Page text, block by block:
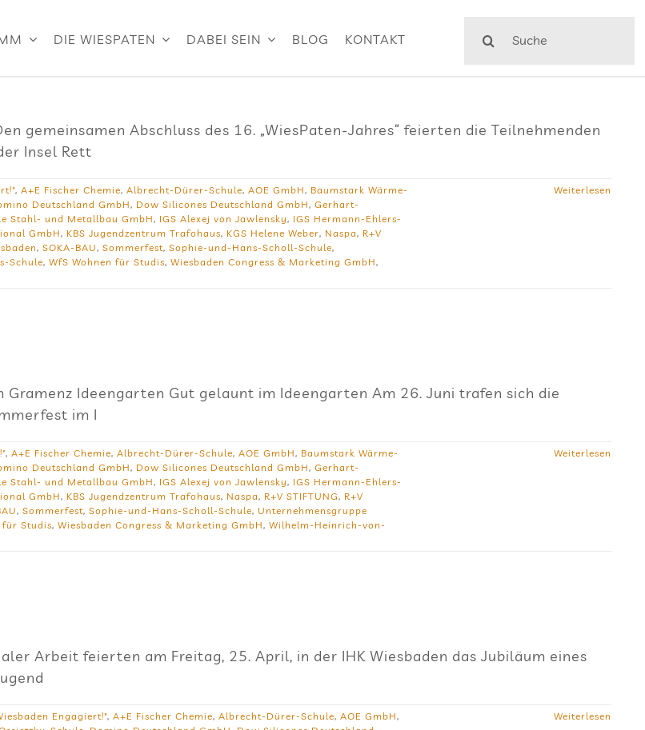
DIE WIESPATEN DABEI SEIN BLOG KONTAKT
nach:
gemeinsamen Abschluss des 16. „WiesPaten-Jahres“ feierten die Teilnehmenden
Insel Rett
, A+E Fischer Chemie, Albrecht-Dürer-Schule, AOE GmbH, Baumstark Wärme-
Deutschland GmbH, Dow Silicones Deutschland GmbH, Gerhart-
Stahl- und Metallbau GmbH, IGS Alexej von Jawlensky, IGS Hermann-Ehlers-
GmbH, KBS Jugendzentrum Trafohaus, KGS Helene Weber, Naspa, R+V
, SOKA-BAU, Sommerfest, Sophie-und-Hans-Scholl-Schule,
Schule, WfS Wohnen für Studis, Wiesbaden Congress & Marketing GmbH,
Weiterlesen
Ideengarten Gut gelaunt im Ideengarten Am 26. Juni trafen sich die
im I
, A+E Fischer Chemie, Albrecht-Dürer-Schule, AOE GmbH, Baumstark Wärme-
Deutschland GmbH, Dow Silicones Deutschland GmbH, Gerhart-
Stahl- und Metallbau GmbH, IGS Alexej von Jawlensky, IGS Hermann-Ehlers-
GmbH, KBS Jugendzentrum Trafohaus, Naspa, R+V STIFTUNG, R+V
, Sommerfest, Sophie-und-Hans-Scholl-Schule, Unternehmensgruppe
für Studis, Wiesbaden Congress & Marketing GmbH, Wilhelm-Heinrich-von-
Weiterlesen
Arbeit feierten am Freitag, 25. April, in der IHK Wiesbaden das Jubiläum eines
Engagiert!", A+E Fischer Chemie, Albrecht-Dürer-Schule, AOE GmbH,
Weiterlesen